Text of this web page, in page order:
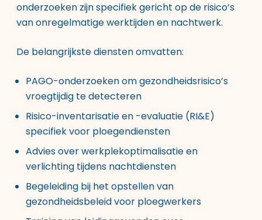
onderzoeken zijn specifiek gericht op de risico’s
van onregelmatige werktijden en nachtwerk.
De belangrijkste diensten omvatten:
PAGO-onderzoeken om gezondheidsrisico’s
vroegtijdig te detecteren
Risico-inventarisatie en -evaluatie (RI&E)
specifiek voor ploegendiensten
Advies over werkplekoptimalisatie en
verlichting tijdens nachtdiensten
Begeleiding bij het opstellen van
gezondheidsbeleid voor ploegwerkers